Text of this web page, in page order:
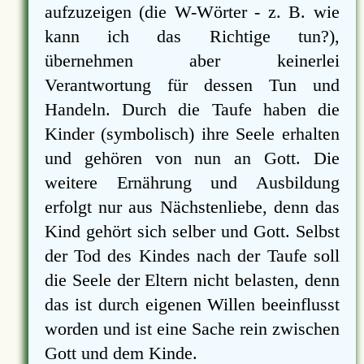
aufzuzeigen (die W-Wörter - z. B. wie
kann ich das Richtige tun?),
übernehmen aber keinerlei
Verantwortung für dessen Tun und
Handeln. Durch die Taufe haben die
Kinder (symbolisch) ihre Seele erhalten
und gehören von nun an Gott. Die
weitere Ernährung und Ausbildung
erfolgt nur aus Nächstenliebe, denn das
Kind gehört sich selber und Gott. Selbst
der Tod des Kindes nach der Taufe soll
die Seele der Eltern nicht belasten, denn
das ist durch eigenen Willen beeinflusst
worden und ist eine Sache rein zwischen
Gott und dem Kinde.